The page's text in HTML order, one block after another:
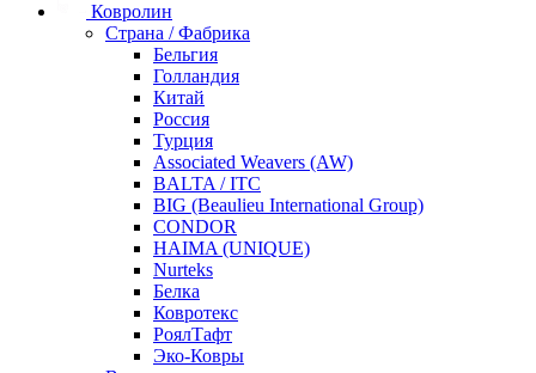
Ковролин
Страна / Фабрика
Бельгия
Голландия
Китай
Россия
Турция
Associated Weavers (AW)
BALTA / ITC
BIG (Beaulieu International Group)
CONDOR
HAIMA (UNIQUE)
Nurteks
Белка
Ковротекс
РоялТафт
Эко-Ковры